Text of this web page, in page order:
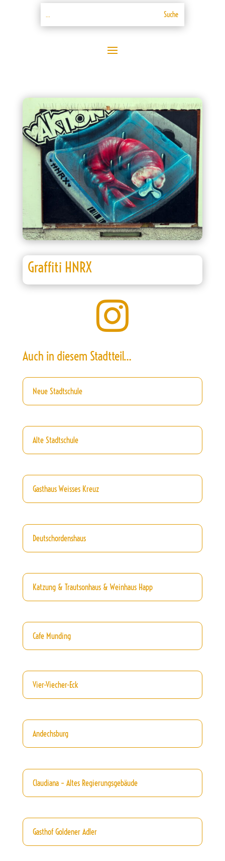
Graffiti HNRX

Auch in diesem Stadtteil…
Neue Stadtschule
Alte Stadtschule
Gasthaus Weisses Kreuz
Deutschordenshaus
Katzung & Trautsonhaus & Weinhaus Happ
Cafe Munding
Vier-Viecher-Eck
Andechsburg
Claudiana – Altes Regierungsgebäude
Gasthof Goldener Adler